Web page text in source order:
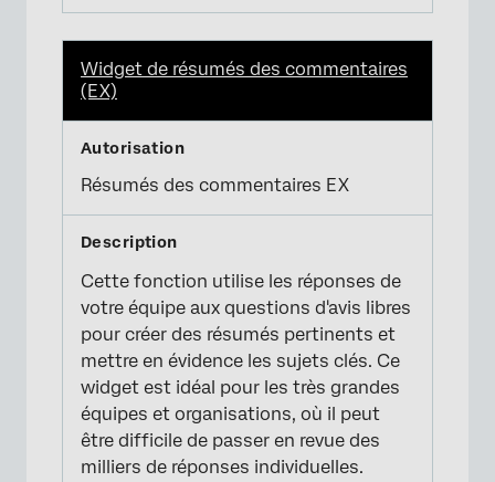
Widget de résumés des commentaires
(EX)
Résumés des commentaires EX
Cette fonction utilise les réponses de
votre équipe aux questions d'avis libres
pour créer des résumés pertinents et
mettre en évidence les sujets clés. Ce
widget est idéal pour les très grandes
équipes et organisations, où il peut
être difficile de passer en revue des
milliers de réponses individuelles.